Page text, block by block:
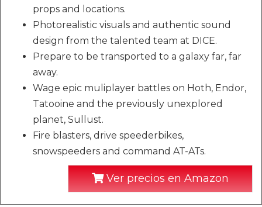
props and locations.
Photorealistic visuals and authentic sound
design from the talented team at DICE.
Prepare to be transported to a galaxy far, far
away.
Wage epic muliplayer battles on Hoth, Endor,
Tatooine and the previously unexplored
planet, Sullust.
Fire blasters, drive speederbikes,
snowspeeders and command AT-ATs.
Ver precios en Amazon